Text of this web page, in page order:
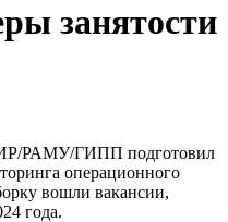
занятости
РАМУ/ГИПП подготовил
операционного
вошли вакансии,
года.